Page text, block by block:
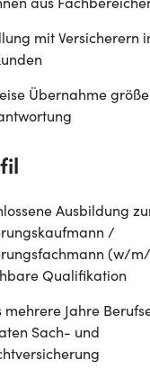
aus
mit Versicherern
Übernahme
Ausbildung
/
(w/
Qualifikation
mehrere Jahre
Sach- und